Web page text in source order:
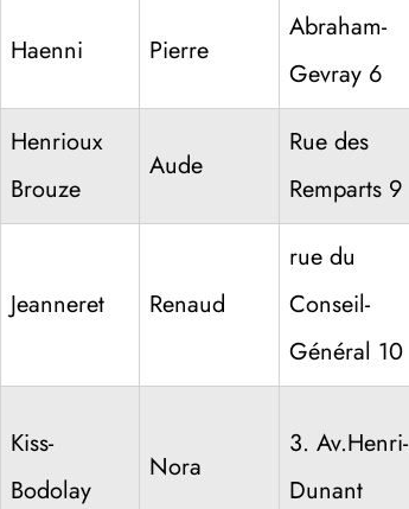
Haenni Pierre
Abraham-
Gevray 6
Henrioux
Brouze
Aude
Rue des
Remparts 9
Jeanneret Renaud
rue du
Conseil-
Général 10
Kiss-
Bodolay
Nora
3. Av.Henri-
Dunant